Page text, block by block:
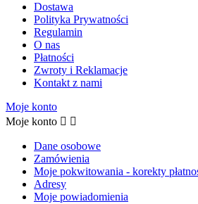
Dostawa
Polityka Prywatności
Regulamin
O nas
Płatności
Zwroty i Reklamacje
Kontakt z nami
Moje konto
Moje konto  
Dane osobowe
Zamówienia
Moje pokwitowania - korekty
Adresy
Moje powiadomienia